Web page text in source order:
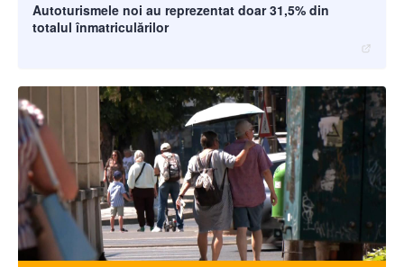
Autoturismele noi au reprezentat doar 31,5% din
totalul înmatriculărilor